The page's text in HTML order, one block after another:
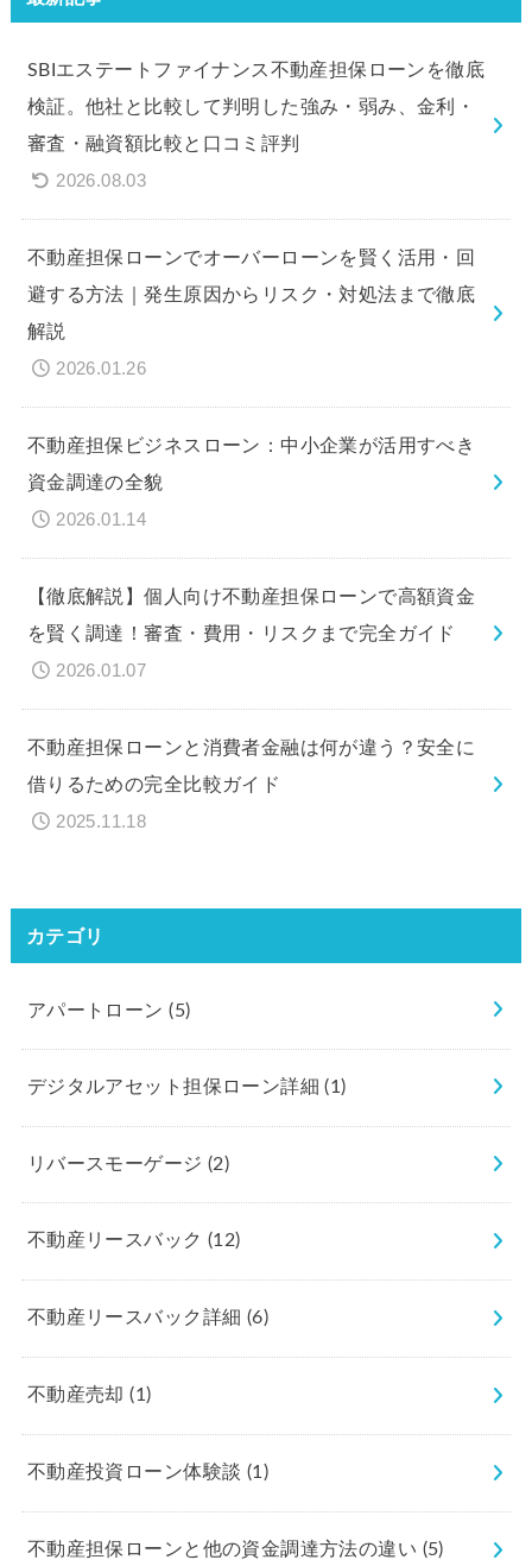
SBIエステートファイナンス不動産担保ローンを徹底
検証。他社と比較して判明した強み・弱み、金利・
審査・融資額比較と口コミ評判
2026.08.03
不動産担保ローンでオーバーローンを賢く活用・回
避する方法｜発生原因からリスク・対処法まで徹底
解説
2026.01.26
不動産担保ビジネスローン：中小企業が活用すべき
資金調達の全貌
2026.01.14
【徹底解説】個人向け不動産担保ローンで高額資金
を賢く調達！審査・費用・リスクまで完全ガイド
2026.01.07
不動産担保ローンと消費者金融は何が違う？安全に
借りるための完全比較ガイド
2025.11.18
カテゴリ
アパートローン(5)
デジタルアセット担保ローン詳細(1)
リバースモーゲージ (2)
不動産リースバック (12)
不動産リースバック詳細 (6)
不動産売却(1)
不動産投資ローン体験談 (1)
不動産担保ローンと他の資金調達方法の違い (5)